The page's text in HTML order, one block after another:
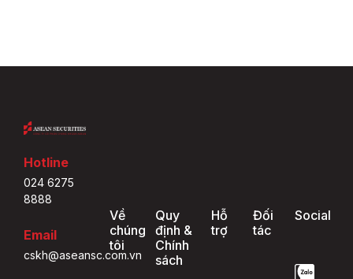
Hotline
024 6275
8888
Email
cskh@aseansc.com.vn
Về
chúng
tôi
Quy
định &
Chính
sách
Hỗ
trợ
Đối
tác
Social